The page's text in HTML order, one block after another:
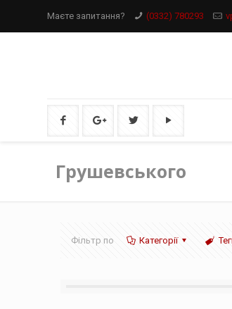
Маєте запитання? (0332) 780293
Грушевського
Фільтр по Категорії